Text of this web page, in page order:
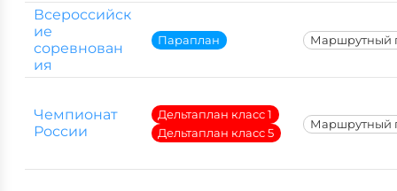
Всероссийск
ие
соревнован
ия
Параплан Маршрутный
Чемпионат
России
Дельтаплан класс 1
Дельтаплан класс 5
Маршрутный